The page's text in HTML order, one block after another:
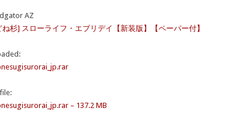
AZ
ね杉] スローライフ・エブリデイ【新装版】【ペーパー付】
– 137.2 MB